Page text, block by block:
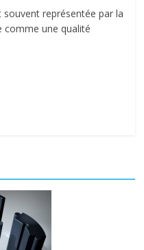
représentée par la
comme une qualité